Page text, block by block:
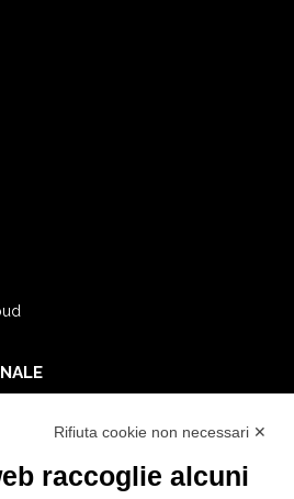
Rifiuta cookie non necessari ✕
raccoglie alcuni